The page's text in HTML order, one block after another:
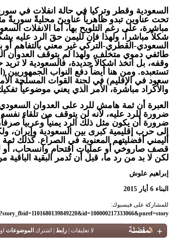
السعودية وقطر وتركيا في حالة انفلات في
تحت عناوين تبدو ظاهرياً عناوينَ محليةً سوريةً
مباشرة، على رغم التلويح بها، أما الانفلات
شكلاً مباشراً، ولهذا فإن لليمن حقَ الرد عليه
السعودي-القطري-التركي غير معني بالتفاهم
طائفي دموي متخلف، ولهذا لم يتوقف العدوان
وقفه، بل اتخذ اشكالاً جديدة، فالسعودية لا
تستعبده. ومن هنا أيضاً دفع النواب الجمهوريين
سعود في الإقليم) في لجنة القوات المسلحة
والأكراد مباشرة، الأمر الذي يعني موضوعياً
العبرة أن ثمة هامش للرد على العدوان
ضرورة للرد عليه، لأنه لن يتوقف من تلقاء نفسه
ضرورة أن يكون مثل ذلك الرد يمنياً وعربياً صرفاً،
إلى حرب إقليمية كبرى بين السعودية وإيران،
اليمني أفضليتهم المعنوية في الصراع. كذلك ثمة
قصف صاروخي أو عمليات اقتحام وانسحاب، أو
لكن لا بد من رد ما، قبل أن تُدمر البقية
إبراهيم علوش
البناء 6 أيار 2015
للمشاركة على فيسبوك:
لا تعليقات |رابط | اشتركالموضوعات